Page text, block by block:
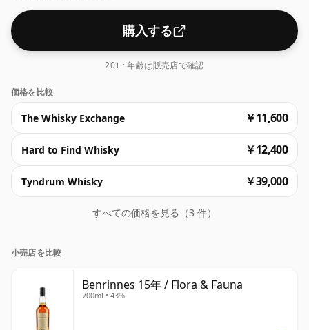
購入する
20+ · 年齢は販売店で確認
価格を比較
The Whisky Exchange ￥11,600
Hard to Find Whisky ￥12,400
Tyndrum Whisky ￥39,000
すべての価格を見る（3 件）
小売店を比較
Benrinnes 15年 / Flora & Fauna
700ml • 43%